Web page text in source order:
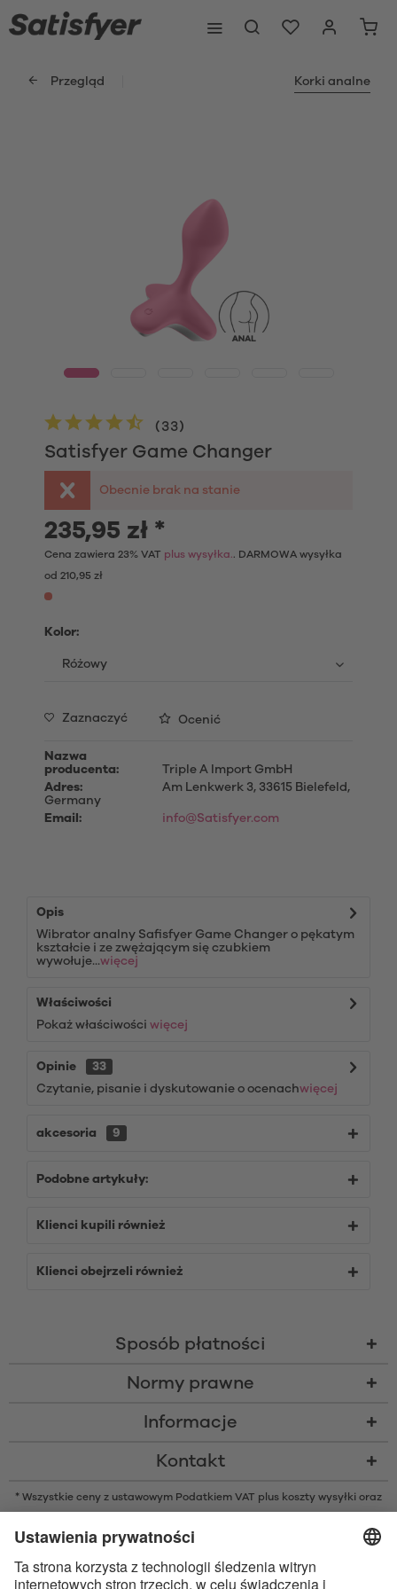
Przegląd Korki analne
Satisfyer Game Changer
(33)
Obecnie brak na stanie
235,95 zł *
Cena zawiera 23% VAT plus wysyłka.. DARMOWA wysyłka
od 210,95 zł
Kolor:
Zaznaczyć Ocenić
Nazwa
producenta:
Triple A Import GmbH
Adres:
Am Lenkwerk 3, 33615 Bielefeld,
Germany
Email:
info@Satisfyer.com
Opis
Wibrator analny Safisfyer Game Changer o pękatym
kształcie i ze zwężającym się czubkiem
wywołuje...więcej
Właściwości
Pokaż właściwości więcej
Opinie
33
Czytanie, pisanie i dyskutowanie o ocenachwięcej
akcesoria 9
Podobne artykuły:
Klienci kupili również
Klienci obejrzeli również
Sposób płatności
Normy prawne
Informacje
Kontakt
* Wszystkie ceny z ustawowym Podatkiem VAT plus koszty wysyłki oraz
* Znak słowny i logo Bluetooth® są zarejestrowanymi znakami
towarowymi należącymi do Bluetooth SIG, Inc. i każde użycie tych znaków
przez Satisfyer GmbH jest wykonywane na licencji.